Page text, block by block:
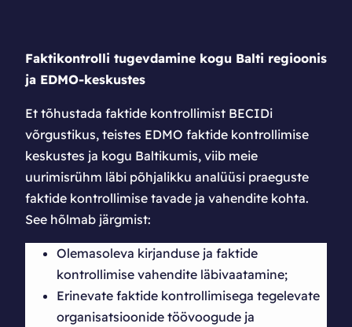
Faktikontrolli tugevdamine kogu Balti regioonis
ja EDMO-keskustes
Et tõhustada faktide kontrollimist BECIDi
võrgustikus, teistes EDMO faktide kontrollimise
keskustes ja kogu Baltikumis, viib meie
uurimisrühm läbi põhjalikku analüüsi praeguste
faktide kontrollimise tavade ja vahendite kohta.
See hõlmab järgmist:
Olemasoleva kirjanduse ja faktide
kontrollimise vahendite läbivaatamine;
Erinevate faktide kontrollimisega tegelevate
organisatsioonide töövoogude ja